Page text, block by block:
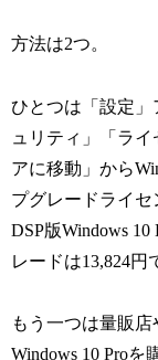
方法は2つ。
ひとつは「設定」
ュリティ」「ラ
アに移動」から
プグレードライセ
DSP版Windows
レードは13,824円
もう一つは量販
Windows 10 Pro